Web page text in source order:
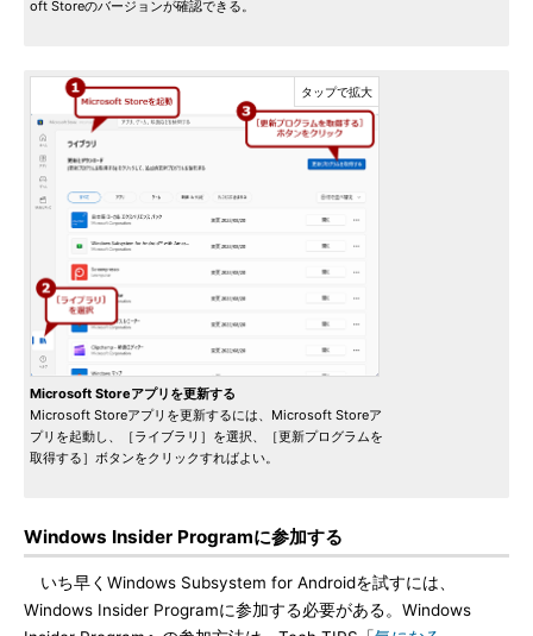
oft Storeのバージョンが確認できる。
Microsoft Storeアプリを更新する
Microsoft Storeアプリを更新するには、Microsoft Storeア
プリを起動し、［ライブラリ］を選択、［更新プログラムを
取得する］ボタンをクリックすればよい。
Windows Insider Programに参加する
いち早くWindows Subsystem for Androidを試すには、
Windows Insider Programに参加する必要がある。Windows